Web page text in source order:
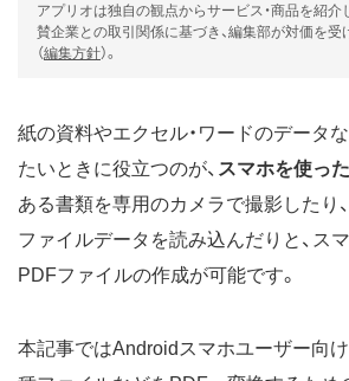
アプリオは独自の観点からサービス・商品を紹介
賛企業との取引関係に基づき、編集部が対価を受
（編集方針）。
紙の資料やエクセル・ワードのデータ
たいときに役立つのが、 スマホを使っ
ある書類を専用のカメラで撮影したり
ファイルデータを読み込んだりと、ス
PDFファイルの作成が可能です。
本記事ではAndroidスマホユーザー向け